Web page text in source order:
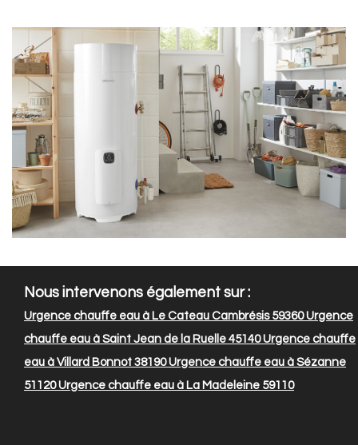
Nous intervenons également sur :
Urgence chauffe eau à Le Cateau Cambrésis 59360Urgence
chauffe eau à Saint Jean de la Ruelle 45140Urgence chauffe
eau à Villard Bonnot 38190Urgence chauffe eau à Sézanne
51120Urgence chauffe eau à La Madeleine 59110